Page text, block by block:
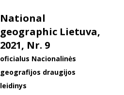
National
geographic Lietuva,
2021, Nr. 9
oficialus Nacionalinės
geografijos draugijos
leidinys